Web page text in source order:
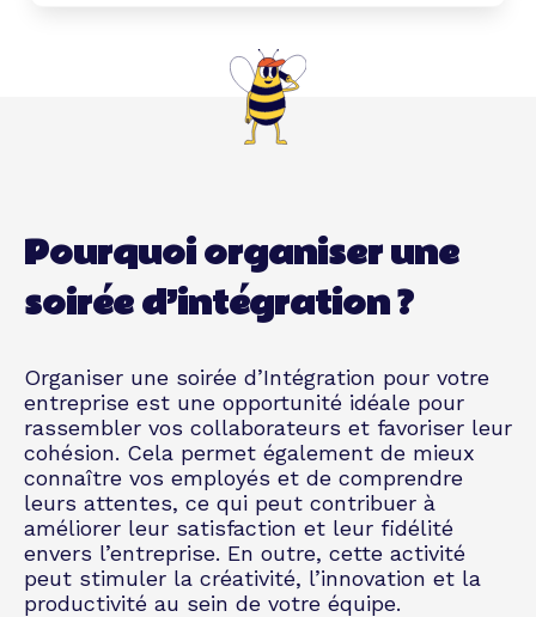
Pourquoi organiser une
soirée d’intégration ?
Organiser une soirée d’Intégration pour votre
entreprise est une opportunité idéale pour
rassembler vos collaborateurs et favoriser leur
cohésion. Cela permet également de mieux
connaître vos employés et de comprendre
leurs attentes, ce qui peut contribuer à
améliorer leur satisfaction et leur fidélité
envers l’entreprise. En outre, cette activité
peut stimuler la créativité, l’innovation et la
productivité au sein de votre équipe.